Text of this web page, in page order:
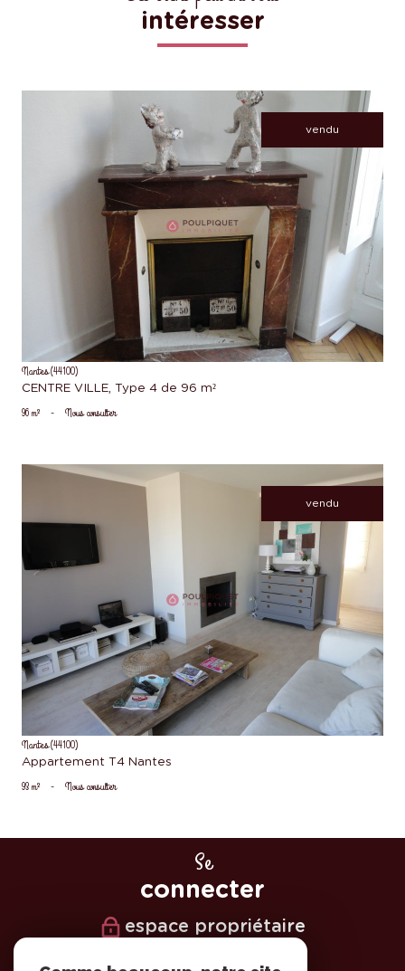
intéresser
vendu
voir le bien
Nantes (44100)
CENTRE VILLE, Type 4 de 96 m²
96 m²
- Nous consulter
vendu
voir le bien
Nantes (44100)
Appartement T4 Nantes
93 m²
- Nous consulter
Se
connecter
espace propriétaire